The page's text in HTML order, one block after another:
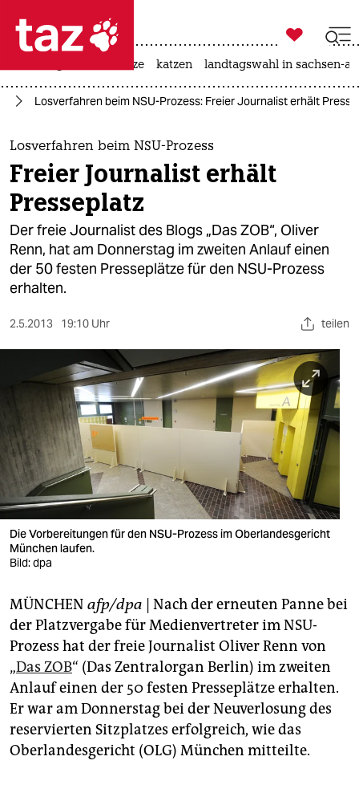
 taz zahl ich
taz zahl ich
themen
politik
öko
gesellschaft
kultur
sport
wahrheit
verlag
verlag
veranstaltungen
shop
fragen & hilfe
unterstützen
abo
genossenschaft
epaper login

taz zahl ich
hitze katzen landtagswahl in sachsen-
Losverfahren beim NSU-Prozess: Freier Journalist erhält
Losverfahren beim NSU-Prozess
Freier Journalist erhält
Presseplatz
Der freie Journalist des Blogs „Das ZOB“, Oliver
Renn, hat am Donnerstag im zweiten Anlauf einen
der 50 festen Presseplätze für den NSU-Prozess
erhalten.
2.5.2013 19:10 Uhr teilen
Die Vorbereitungen für den NSU-Prozess im Oberlandesgericht
München laufen.
Bild: dpa
MÜNCHEN afp/dpa | Nach der erneuten Panne bei
der Platzvergabe für Medienvertreter im NSU-
Prozess hat der freie Journalist Oliver Renn von
„Das ZOB“ (Das Zentralorgan Berlin) im zweiten
Anlauf einen der 50 festen Presseplätze erhalten.
Er war am Donnerstag bei der Neuverlosung des
reservierten Sitzplatzes erfolgreich, wie das
Oberlandesgericht (OLG) München mitteilte.